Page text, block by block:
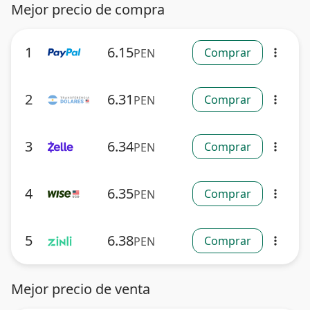
Mejor precio de compra
1 6.15PEN Comprar more_vert
2 6.31 PEN Comprar more_vert
3 6.34PEN Comprar more_vert
4 6.35PEN Comprar more_vert
5 6.38PEN Comprar more_vert
Mejor precio de venta